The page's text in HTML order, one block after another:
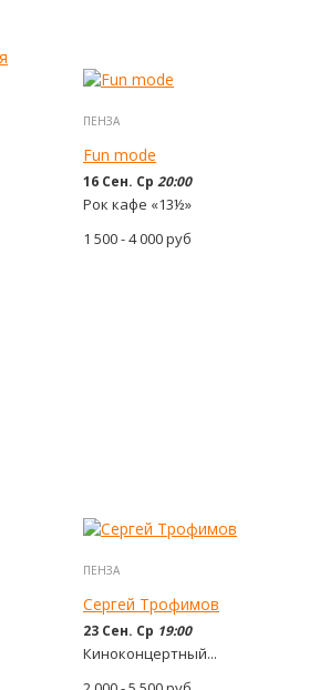
ПЕНЗА
Fun mode
16 Сен. Ср 20:00
Рок кафе «13½»
1 500 - 4 000руб
ПЕНЗА
Сергей Трофимов
23 Сен. Ср 19:00
Киноконцертный...